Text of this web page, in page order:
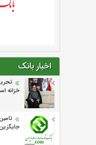
اخبار بانک
خزانه